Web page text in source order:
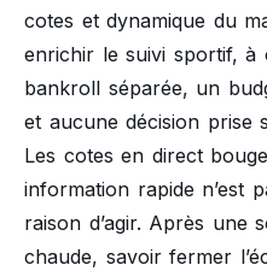
cotes et dynamique du
enrichir le suivi sportif, à
bankroll séparée, un
et aucune décision prise
Les cotes en direct
information rapide n’est
raison d’agir. Après une
chaude, savoir fermer